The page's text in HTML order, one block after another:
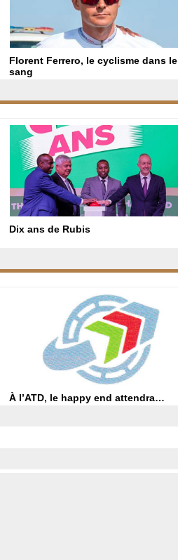
Florent Ferrero, le cyclisme dans le
sang
Dix ans de Rubis
À l’ATD, le happy end attendra…